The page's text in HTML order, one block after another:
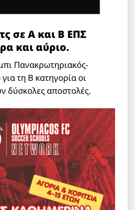
σε Α και Β ΕΠΣ
και αύριο.
Πανακρωτηριακός-
τη Β κατηγορία οι
δύσκολες αποστολές.